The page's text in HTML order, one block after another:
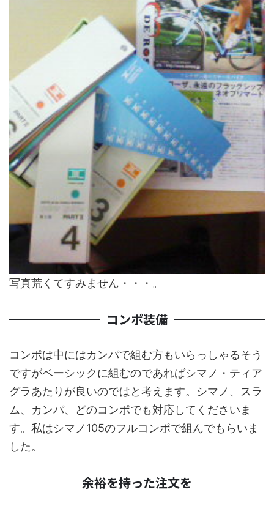
写真荒くてすみません・・・。
コンポ装備
コンポは中にはカンパで組む方もいらっしゃるそう
ですがベーシックに組むのであればシマノ・ティア
グラあたりが良いのではと考えます。シマノ、スラ
ム、カンパ、どのコンポでも対応してくださいま
す。私はシマノ105のフルコンポで組んでもらいま
した。
余裕を持った注文を